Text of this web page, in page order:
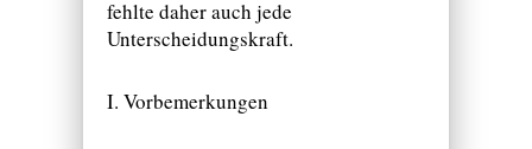
fehlte daher auch jede
Unterscheidungskraft.
I. Vorbemerkungen